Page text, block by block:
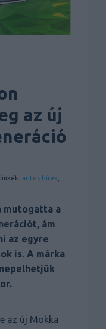
az új
autós hírek
mutogatta a
ám
az egyre
is. A márka
az új Mokka